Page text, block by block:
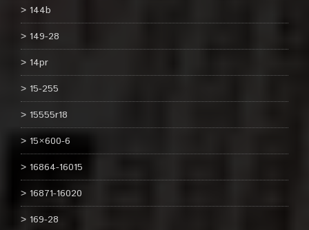
144b
149-28
14pr
15-255
15555r18
15×600-6
16864-16015
16871-16020
169-28